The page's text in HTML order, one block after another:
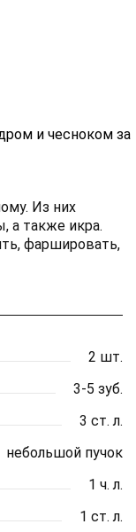
Из них
а также икра.
фаршировать,
2 шт.
3-5 зуб.
3 ст. л.
небольшой пучок
1 ч. л.
1 ст. л.